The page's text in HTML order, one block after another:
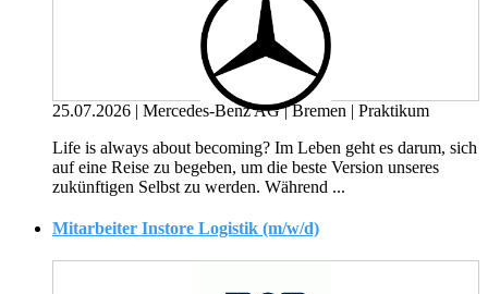
25.07.2026 | Mercedes-Benz AG| Bremen | Praktikum
Life is always about becoming? Im Leben geht es darum, sich
auf eine Reise zu begeben, um die beste Version unseres
zukünftigen Selbst zu werden. Während ...
Mitarbeiter Instore Logistik (m/w/d)